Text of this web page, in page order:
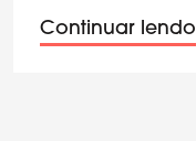
Continuar lendo